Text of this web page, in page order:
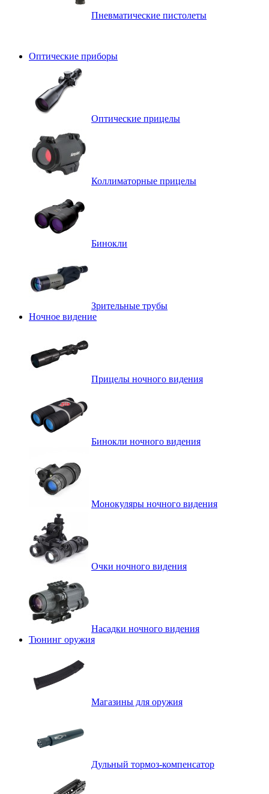
Пневматические пистолеты
Оптические приборы
Оптические прицелы
Коллиматорные прицелы
Бинокли
Зрительные трубы
Ночное видение
Прицелы ночного видения
Бинокли ночного видения
Монокуляры ночного видения
Очки ночного видения
Насадки ночного видения
Тюнинг оружия
Магазины для оружия
Дульный тормоз-компенсатор